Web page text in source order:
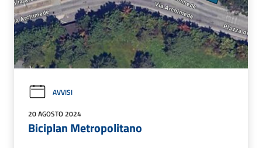
AVVISI
20 AGOSTO 2024
Biciplan Metropolitano